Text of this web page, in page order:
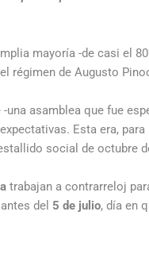
mayoría -de casi el
régimen de Augusto
asamblea que fue
Esta era,
social de octubre
trabajan a contrarreloj
del 5 de julio, día en